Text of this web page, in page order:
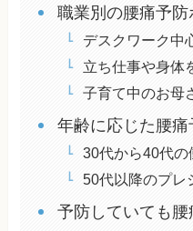
職業別の腰痛予防
デスクワーク中
立ち仕事や身体
子育て中のお母
年齢に応じた腰
30代から40代の
50代以降のプレ
予防していても